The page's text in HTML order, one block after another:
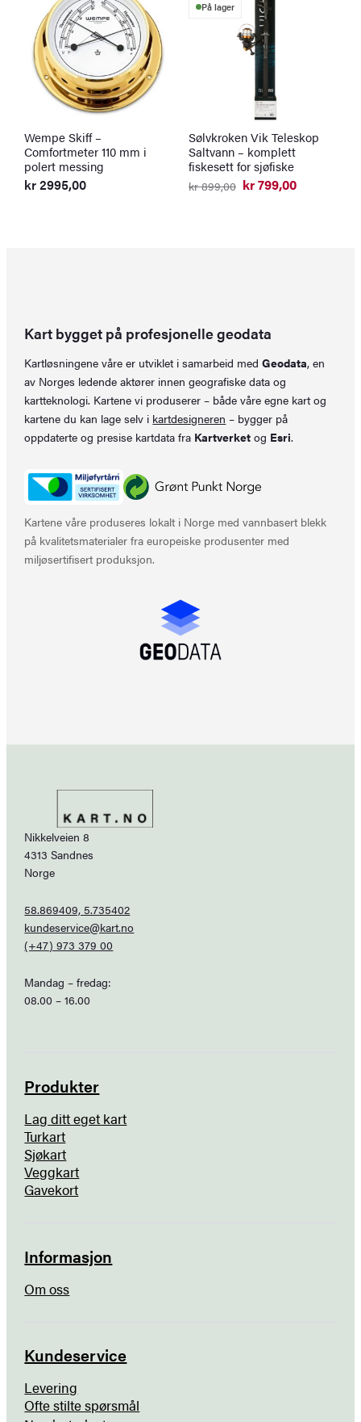
Wempe Skiff –
Comfortmeter 110 mm i
polert messing
kr2995,00
På lager
Sølvkroken Vik Teleskop
Saltvann – komplett
fiskesett for sjøfiske
kr899,00
Opprinnelig
kr799,00
Nåværende
Kart bygget på profesjonelle geodata
Kartløsningene våre er utviklet i samarbeid medGeodata, en
av Norges ledende aktører innen geografiske data og
kartteknologi. Kartene vi produserer – både våre egne kart og
kartene du kan lage selv i kartdesigneren – bygger på
oppdaterte og presise kartdata fra Kartverket og Esri.
Kartene våre produseres lokalt i Norge med vannbasert blekk
på kvalitetsmaterialer fra europeiske produsenter med
miljøsertifisert produksjon.
Nikkelveien 8
4313 Sandnes
Norge
58.869409, 5.735402
kundeservice@kart.no
(+47) 973 379 00
Mandag – fredag:
08.00 – 16.00
Produkter
Lag ditt eget kart
Turkart
Sjøkart
Veggkart
Gavekort
Informasjon
Om oss
Kundeservice
Levering
Ofte stilte spørsmål